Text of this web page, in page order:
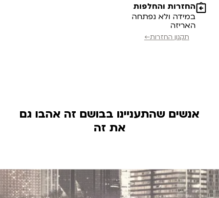
החזרות והחלפות
במידה ולא נפתחה
האריזה
תקנון החזרות←
אנשים שהתעניינו בבושם זה אהבו גם
את זה